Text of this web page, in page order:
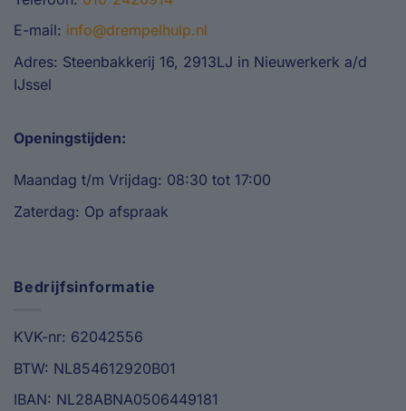
E-mail: info@drempelhulp.nl
Adres: Steenbakkerij 16, 2913LJ in Nieuwerkerk a/d
IJssel
Openingstijden:
Maandag t/m Vrijdag: 08:30 tot 17:00
Zaterdag: Op afspraak
Bedrijfsinformatie
KVK-nr: 62042556
BTW: NL854612920B01
IBAN: NL28ABNA0506449181